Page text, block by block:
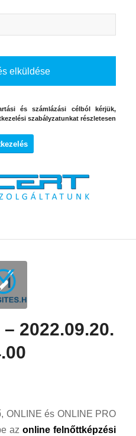
és számlázási célból kérjük,
szabályzatunkat részletesen
2022.09.20.
ONLINE és ONLINE PRO
azonline felnőttképzési